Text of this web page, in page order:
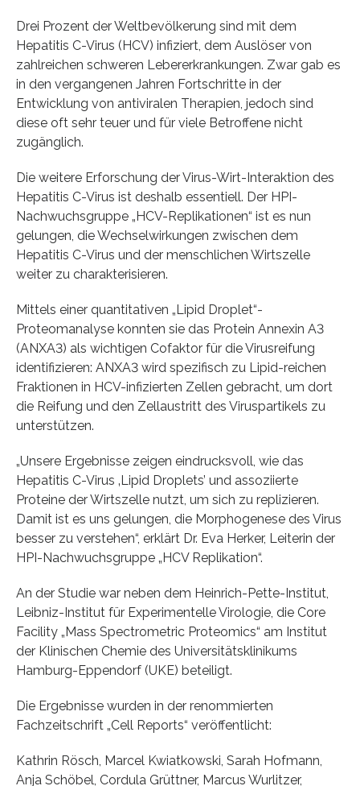
Drei Prozent der Weltbevölkerung sind mit dem
Hepatitis C-Virus (HCV) infiziert, dem Auslöser von
zahlreichen schweren Lebererkrankungen. Zwar gab es
in den vergangenen Jahren Fortschritte in der
Entwicklung von antiviralen Therapien, jedoch sind
diese oft sehr teuer und für viele Betroffene nicht
zugänglich.
Die weitere Erforschung der Virus-Wirt-Interaktion des
Hepatitis C-Virus ist deshalb essentiell. Der HPI-
Nachwuchsgruppe „HCV-Replikationen“ ist es nun
gelungen, die Wechselwirkungen zwischen dem
Hepatitis C-Virus und der menschlichen Wirtszelle
weiter zu charakterisieren.
Mittels einer quantitativen „Lipid Droplet“-
Proteomanalyse konnten sie das Protein Annexin A3
(ANXA3) als wichtigen Cofaktor für die Virusreifung
identifizieren: ANXA3 wird spezifisch zu Lipid-reichen
Fraktionen in HCV-infizierten Zellen gebracht, um dort
die Reifung und den Zellaustritt des Viruspartikels zu
unterstützen.
„Unsere Ergebnisse zeigen eindrucksvoll, wie das
Hepatitis C-Virus ‚Lipid Droplets’ und assoziierte
Proteine der Wirtszelle nutzt, um sich zu replizieren.
Damit ist es uns gelungen, die Morphogenese des Virus
besser zu verstehen“, erklärt Dr. Eva Herker, Leiterin der
HPI-Nachwuchsgruppe „HCV Replikation“.
An der Studie war neben dem Heinrich-Pette-Institut,
Leibniz-Institut für Experimentelle Virologie, die Core
Facility „Mass Spectrometric Proteomics“ am Institut
der Klinischen Chemie des Universitätsklinikums
Hamburg-Eppendorf (UKE) beteiligt.
Die Ergebnisse wurden in der renommierten
Fachzeitschrift „Cell Reports“ veröffentlicht:
Kathrin Rösch, Marcel Kwiatkowski, Sarah Hofmann,
Anja Schöbel, Cordula Grüttner, Marcus Wurlitzer,